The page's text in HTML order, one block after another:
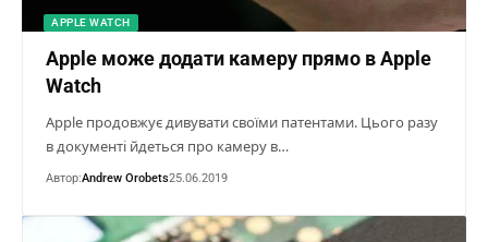
APPLE WATCH
Apple може додати камеру прямо в Apple
Watch
Apple продовжує дивувати своїми патентами. Цього разу
в документі йдеться про камеру в…
Автор:Andrew Orobets25.06.2019